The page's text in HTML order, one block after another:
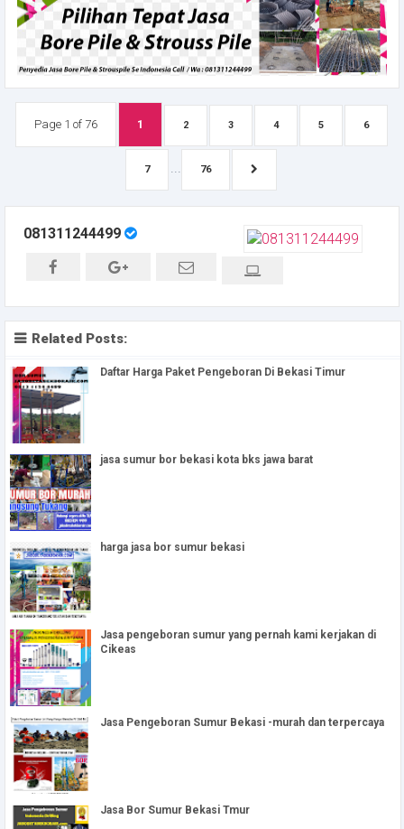
Page 1 of 76 1 2 3 4 5 6
7 ... 76
081311244499
Related Posts:
Daftar Harga Paket Pengeboran Di Bekasi Timur
jasa sumur bor bekasi kota bks jawa barat
harga jasa bor sumur bekasi
Jasa pengeboran sumur yang pernah kami kerjakan di
Cikeas
Jasa Pengeboran Sumur Bekasi -murah dan terpercaya
Jasa Bor Sumur Bekasi Tmur